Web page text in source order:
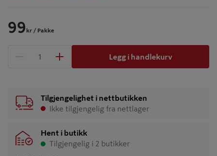
99 kr / Pakke
1 produkter
Legg i handlekurv
Tilgjengelighet i nettbutikken
Ikke tilgjengelig fra nettlager
Hent i butikk
Tilgjengelig i 2 butikker